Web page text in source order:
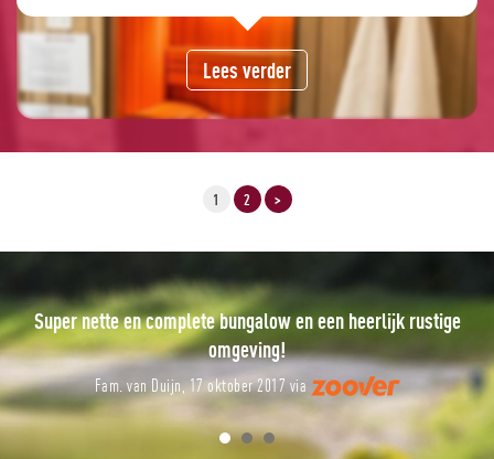
Lees verder
1 2 >
Een prachtige week op heerlijk rustig park!
J. G. Kuipers, 11 oktober 2017 via